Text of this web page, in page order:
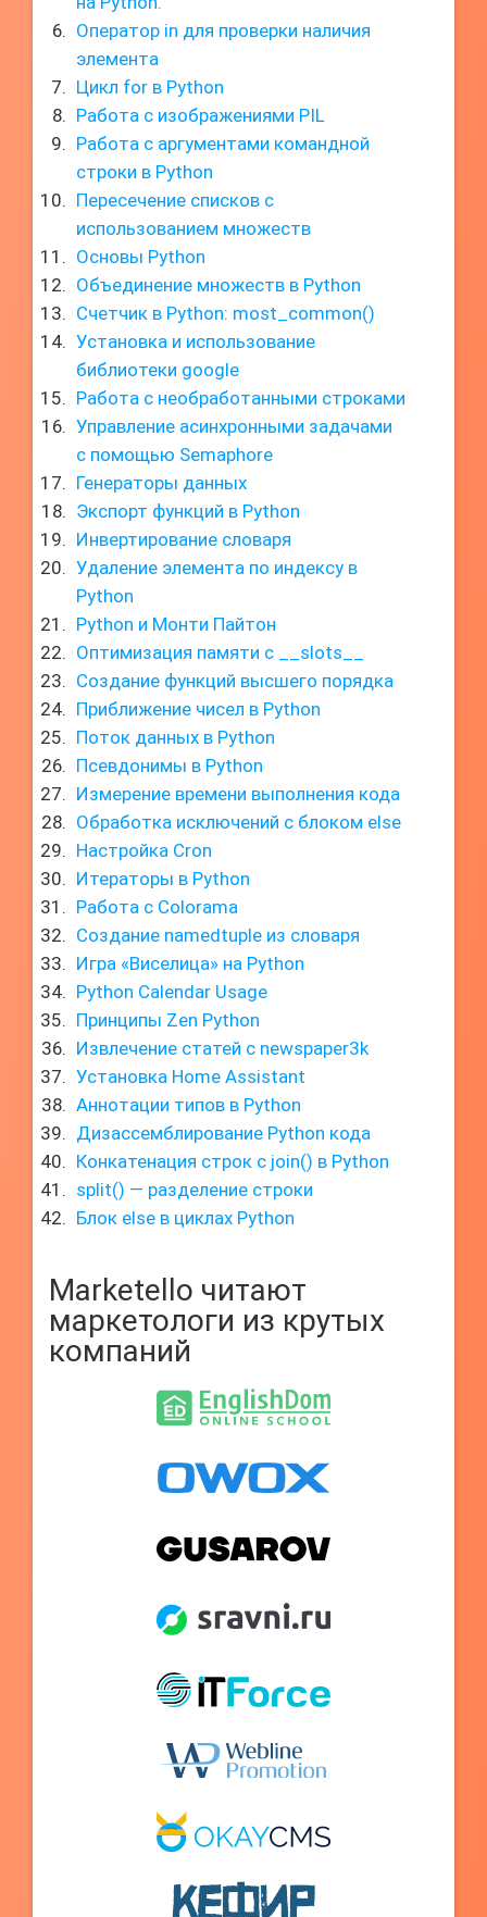
Оператор in для проверки наличия
элемента
Цикл for в Python
Работа с изображениями PIL
Работа с аргументами командной
строки в Python
Пересечение списков с
использованием множеств
Основы Python
Объединение множеств в Python
Счетчик в Python: most_common()
Установка и использование
библиотеки google
Работа с необработанными строками
Управление асинхронными задачами
с помощью Semaphore
Генераторы данных
Экспорт функций в Python
Инвертирование словаря
Удаление элемента по индексу в
Python
Python и Монти Пайтон
Оптимизация памяти с __slots__
Создание функций высшего порядка
Приближение чисел в Python
Поток данных в Python
Псевдонимы в Python
Измерение времени выполнения кода
Обработка исключений с блоком else
Настройка Cron
Итераторы в Python
Работа с Colorama
Создание namedtuple из словаря
Игра «Виселица» на Python
Python Calendar Usage
Принципы Zen Python
Извлечение статей с newspaper3k
Установка Home Assistant
Аннотации типов в Python
Дизассемблирование Python кода
Конкатенация строк с join() в Python
split() — разделение строки
Блок else в циклах Python
Marketello читают
маркетологи из крутых
компаний